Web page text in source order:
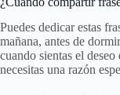
Puedes dedicar estas
mañana, antes de
cuando sientas el
necesitas una razón